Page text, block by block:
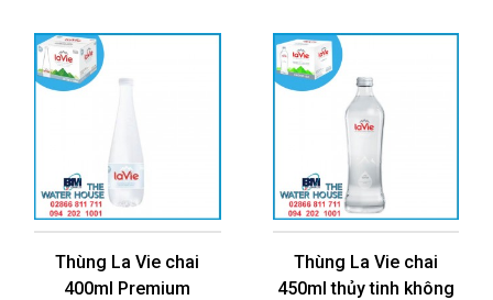
Thùng La Vie chai
400ml Premium
Thùng La Vie chai
450ml thủy tinh không